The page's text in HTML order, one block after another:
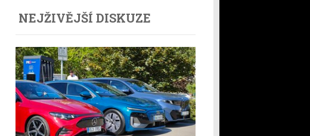
NEJŽIVĚJŠÍ DISKUZE